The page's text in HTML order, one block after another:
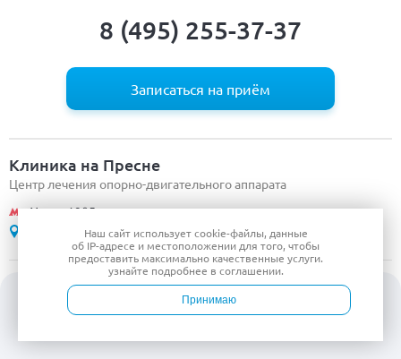
8 (495) 255-37-37
Записаться на приём
Клиника на Пресне
Центр лечения опорно-двигательного аппарата
Улица 1905 года
ул. 1905 года, д. 7 стр. 1
Клинико-диагностический центр
ул. 1905 года
Наш сайт используетcookie-файлы, данные
об IP-адресе и местоположении для того, чтобы
предоставить максимально качественные услуги.
узнайте подробнее в соглашении.
Принимаю